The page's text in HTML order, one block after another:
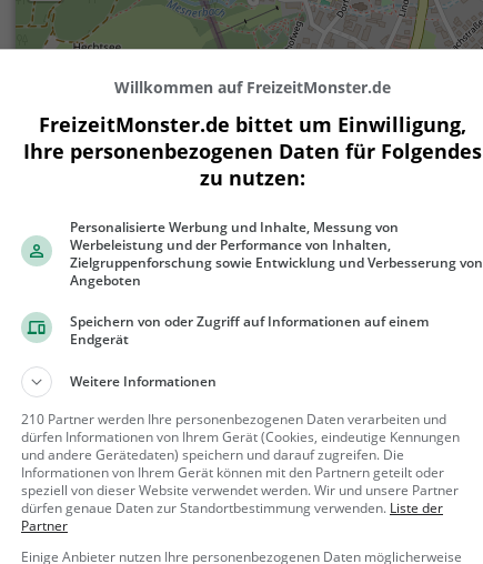
1000 ft
Gaststätten in der Nähe von
Cafe Schneider
Café in Kiefersfelden
Kiefersfeld
en
Café, Frü
hstück, Brun
ch, Gebäck /
Willkommen auf FreizeitMonster.de
FreizeitMonster.de bittet um Einwilligung,
Ihre personenbezogenen Daten für Folgendes
zu nutzen:
Personalisierte Werbung und Inhalte, Messung von
Werbeleistung und der Performance von Inhalten,
Zielgruppenforschung sowie Entwicklung und Verbesserung von
Angeboten
Speichern von oder Zugriff auf Informationen auf einem
Endgerät
Weitere Informationen
210 Partner werden Ihre personenbezogenen Daten verarbeiten und
dürfen Informationen von Ihrem Gerät (Cookies, eindeutige Kennungen
und andere Gerätedaten) speichern und darauf zugreifen. Die
Informationen von Ihrem Gerät können mit den Partnern geteilt oder
speziell von dieser Website verwendet werden. Wir und unsere Partner
dürfen genaue Daten zur Standortbestimmung verwenden. Liste der
Partner
Einige Anbieter nutzen Ihre personenbezogenen Daten möglicherweise